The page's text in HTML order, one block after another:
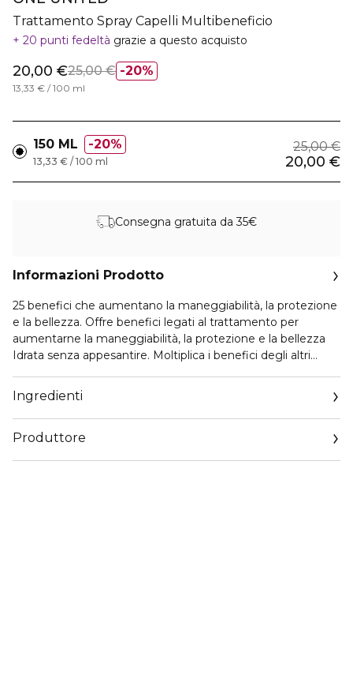
Trattamento Spray Capelli Multibeneficio
20 punti fedeltà grazie a questo acquisto
20%
20,00 €25,00 €
13,33 € / 100 ml
150 ML 20% 25,00 €
20,00 €
13,33 € / 100 ml
Consegna gratuita da 35€
Informazioni Prodotto
25 benefici che aumentano la maneggiabilità, la protezione
e la bellezza. Offre benefici legati al trattamento per
aumentarne la maneggiabilità, la protezione e la bellezza
Idrata senza appesantire. Moltiplica i benefici degli altri
prodotti per la piega. Idrata e nutre il capello, contribuisce a
levigare i capelli porosi, riduce la disidratazione dei capelli, li
rende più lisci e scioglie i nodi. Prepara i capelli e
contribuisce a prevenirne la rottura durante la piega. Adatto
Ingredienti
Produttore